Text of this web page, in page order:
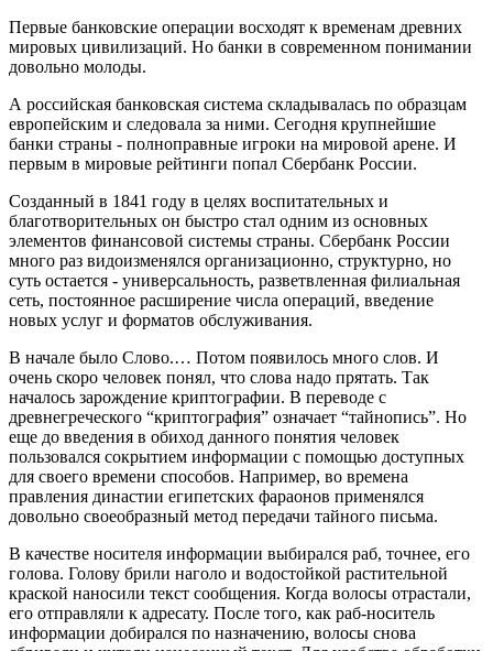
Первые банковские операции восходят к временам древних
мировых цивилизаций. Но банки в современном понимании
довольно молоды.
А российская банковская система складывалась по образцам
европейским и следовала за ними. Сегодня крупнейшие
банки страны - полноправные игроки на мировой арене. И
первым в мировые рейтинги попал Сбербанк России.
Созданный в 1841 году в целях воспитательных и
благотворительных он быстро стал одним из основных
элементов финансовой системы страны. Сбербанк России
много раз видоизменялся организационно, структурно, но
суть остается - универсальность, разветвленная филиальная
сеть, постоянное расширение числа операций, введение
новых услуг и форматов обслуживания.
В начале было Слово.… Потом появилось много слов. И
очень скоро человек понял, что слова надо прятать. Так
началось зарождение криптографии. В переводе с
древнегреческого “криптография” означает “тайнопись”. Но
еще до введения в обиход данного понятия человек
пользовался сокрытием информации с помощью доступных
для своего времени способов. Например, во времена
правления династии египетских фараонов применялся
довольно своеобразный метод передачи тайного письма.
В качестве носителя информации выбирался раб, точнее, его
голова. Голову брили наголо и водостойкой растительной
краской наносили текст сообщения. Когда волосы отрастали,
его отправляли к адресату. После того, как раб-носитель
информации добирался по назначению, волосы снова